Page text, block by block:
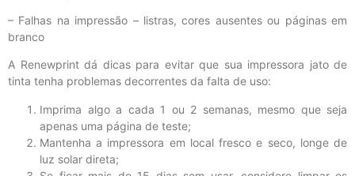
– Falhas na impressão – listras, cores ausentes ou páginas em
branco
A Renewprint dá dicas para evitar que sua impressora jato de
tinta tenha problemas decorrentes da falta de uso:
Imprima algo a cada 1 ou 2 semanas, mesmo que seja
apenas uma página de teste;
Mantenha a impressora em local fresco e seco, longe de
luz solar direta;